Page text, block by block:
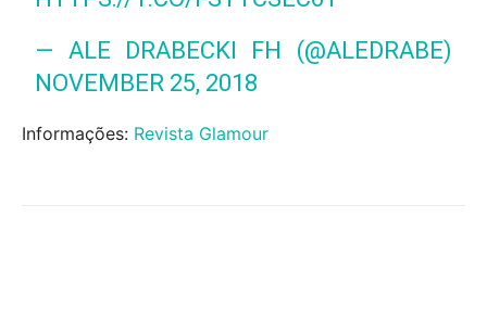
— ALE DRABECKI FH (@ALEDRABE)
NOVEMBER 25, 2018
Informações: Revista Glamour